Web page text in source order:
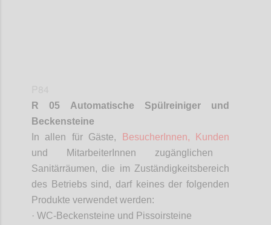
R 05 Automatische Spülreiniger und
Beckensteine
In allen für Gäste,
BesucherInnen, Kunden
und
MitarbeiterInnen zugänglichen
Sanitärräumen, die im Zuständigkeitsbereich
des Betriebs sind, darf keines der folgenden
Produkte verwendet werden:
· WC-Beckensteine und Pissoirsteine